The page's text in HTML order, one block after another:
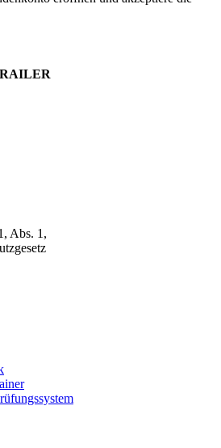
Abs. 1,